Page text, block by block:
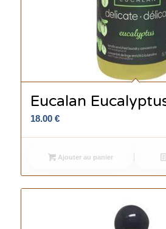
Eucalan
18.00 €
Ajouter au panier